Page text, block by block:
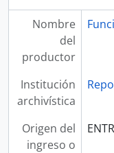
Nombre
del
productor
Institución
archivística
Origen del
ingreso o